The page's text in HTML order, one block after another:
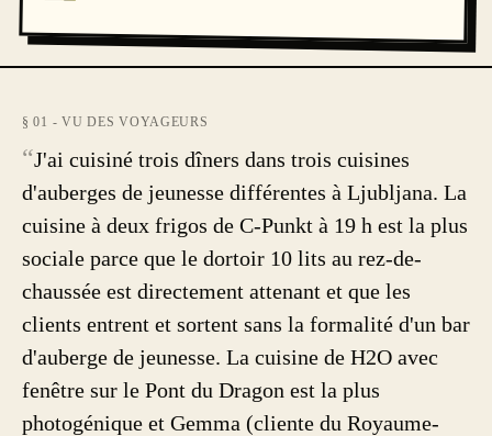
§ 01 - VU DES VOYAGEURS
“J'ai cuisiné trois dîners dans trois cuisines
d'auberges de jeunesse différentes à Ljubljana. La
cuisine à deux frigos de C-Punkt à 19 h est la plus
sociale parce que le dortoir 10 lits au rez-de-
chaussée est directement attenant et que les
clients entrent et sortent sans la formalité d'un bar
d'auberge de jeunesse. La cuisine de H2O avec
fenêtre sur le Pont du Dragon est la plus
photogénique et Gemma (cliente du Royaume-